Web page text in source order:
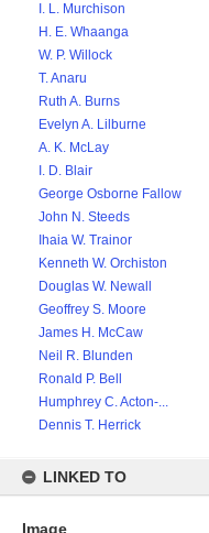
I. L. Murchison
H. E. Whaanga
W. P. Willock
T. Anaru
Ruth A. Burns
Evelyn A. Lilburne
A. K. McLay
I. D. Blair
George Osborne Fallow
John N. Steeds
Ihaia W. Trainor
Kenneth W. Orchiston
Douglas W. Newall
Geoffrey S. Moore
James H. McCaw
Neil R. Blunden
Ronald P. Bell
Humphrey C. Acton-...
Dennis T. Herrick
LINKED TO
Image